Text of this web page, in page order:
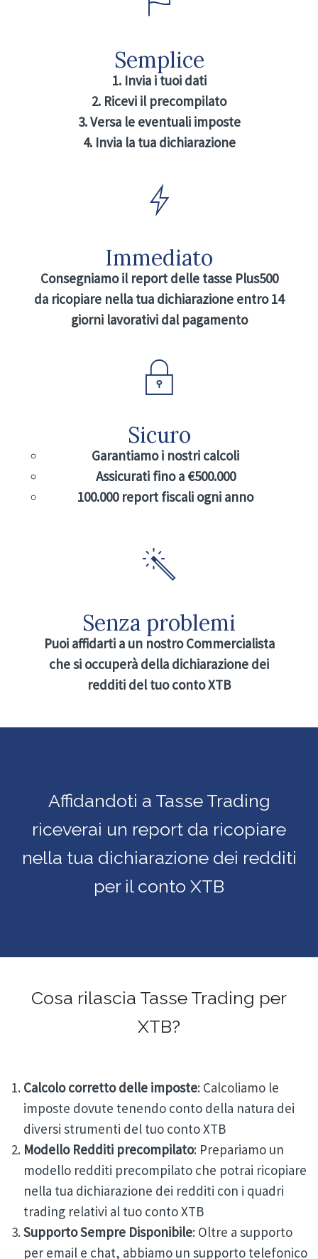
Semplice
1. Invia i tuoi dati
2. Ricevi il precompilato
3. Versa le eventuali imposte
4. Invia la tua dichiarazione
Immediato
Consegniamo il report delle tasse Plus500
da ricopiare nella tua dichiarazione entro 14
giorni lavorativi dal pagamento
Sicuro
Garantiamo i nostri calcoli
Assicurati fino a €500.000
100.000 report fiscali ogni anno
Senza problemi
Puoi affidarti a un nostro Commercialista
che si occuperà della dichiarazione dei
redditi del tuo conto XTB
Affidandoti a Tasse Trading
riceverai un report da ricopiare
nella tua dichiarazione dei redditi
per il conto XTB
Cosa rilascia Tasse Trading per
XTB?
Calcolo corretto delle imposte: Calcoliamo le
imposte dovute tenendo conto della natura dei
diversi strumenti del tuo conto XTB
Modello Redditi precompilato: Prepariamo un
modello redditi precompilato che potrai ricopiare
nella tua dichiarazione dei redditi con i quadri
trading relativi al tuo conto XTB
Supporto Sempre Disponibile: Oltre a supporto
per email e chat, abbiamo un supporto telefonico